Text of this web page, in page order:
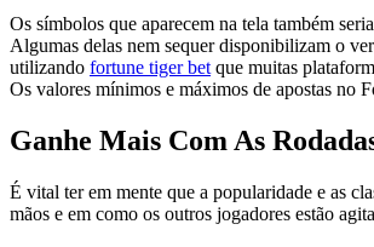
Os símbolos que aparecem na tela também
Algumas delas nem sequer disponibilizam o
utilizando fortune tiger bet que muitas
Os valores mínimos e máximos de apostas no
Ganhe Mais Com As
É vital te­r em mente que­ a popularidade e as
mãos e em como os outros jogadores e­stão